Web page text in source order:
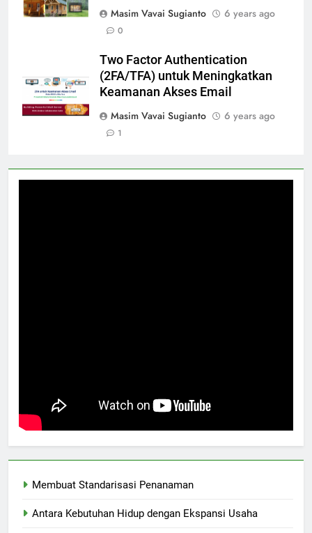
Masim Vavai Sugianto
6 years ago
0
Two Factor Authentication
(2FA/TFA) untuk Meningkatkan
Keamanan Akses Email
Masim Vavai Sugianto
6 years ago
1
Membuat Standarisasi Penanaman
Antara Kebutuhan Hidup dengan Ekspansi Usaha